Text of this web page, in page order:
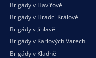
Brigády v Havířově
Brigády v Hradci Králové
Brigády v Jihlavě
Brigády v Karlových Varech
Brigády v Kladně